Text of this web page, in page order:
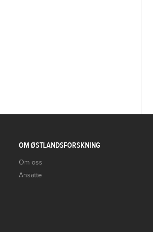
OM ØSTLANDSFORSKNING
Om oss
Ansatte